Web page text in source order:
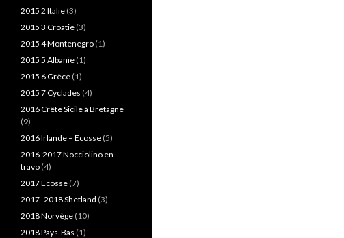
2015 2 Italie (3)
2015 3 Croatie (3)
2015 4 Montenegro (1)
2015 5 Albanie (1)
2015 6 Grèce (1)
2015 7 Cyclades (4)
2016 Crête Sicile à Bretagne
(9)
2016 Irlande – Ecosse (5)
2016-2017 Nocciolino en
travo (4)
2017 Ecosse (7)
2017- 2018 Shetland (3)
2018 Norvège (10)
2018 Pays-Bas (1)